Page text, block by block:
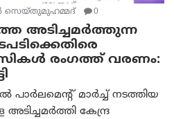
സെയ്തുമുഹമ്മദ് 0
അടിച്ചമർത്തുന്ന
രംഗത്ത് വരണം:
പാർലമെന്റ് മാർച്ച് നടത്തിയ
കേന്ദ്ര